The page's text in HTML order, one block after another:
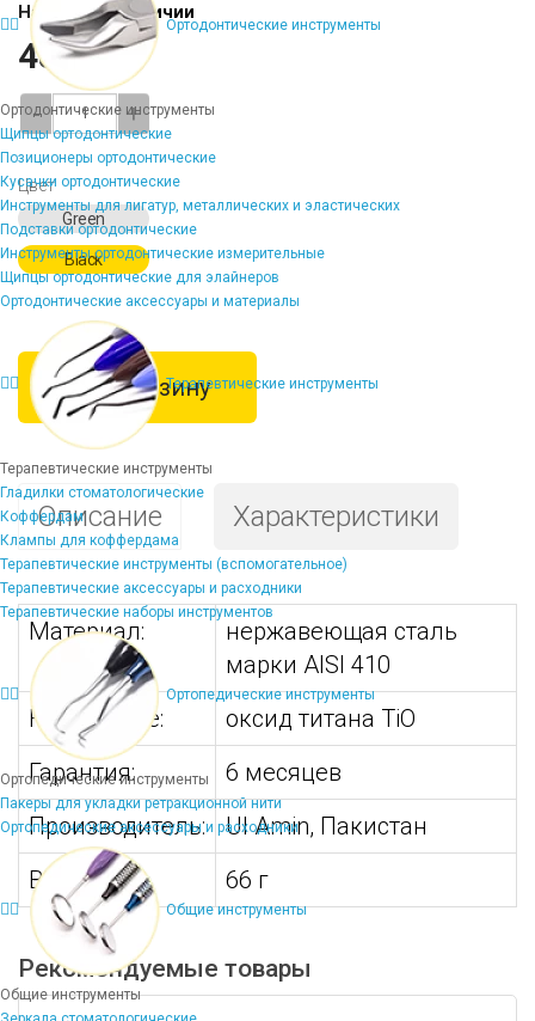
Ортодонтические инструменты
Ортодонтические инструменты
Щипцы ортодонтические
Позиционеры ортодонтические
Кусачки ортодонтические
Инструменты для лигатур, металлических и эластических
Подставки ортодонтические
Инструменты ортодонтические измерительные
Щипцы ортодонтические для элайнеров
Ортодонтические аксессуары и материалы
Терапевтические инструменты
Терапевтические инструменты
Гладилки стоматологические
Коффердам
Клампы для коффердама
Терапевтические инструменты (вспомогательное)
Терапевтические аксессуары и расходники
Терапевтические наборы инструментов
Ортопедические инструменты
Ортопедические инструменты
Пакеры для укладки ретракционной нити
Ортопедические аксессуары и расходники
Общие инструменты
Общие инструменты
Наличие:В наличии
48402 ₽
- +
Цвет
Green
Black
В корзину
Описание Характеристики
Материал:
нержавеющая сталь
марки AISI 410
Напыление:
оксид титана TiO
Гарантия:
6 месяцев
Производитель:
Ul Amin, Пакистан
Вес:
66 г
Рекомендуемые товары